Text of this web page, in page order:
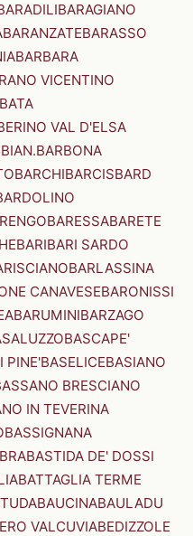
BARAGIANO
BARANZATEBARASSO
BARBARA
VICENTINO
VAL D'ELSA
BARBONA
BARCHIBARCISBARD
BARESSABARETE
BARIBARI SARDO
BARLASSINA
CANAVESEBARONISSI
BARUMINIBARZAGO
BASCAPE'
PINE'BASELICEBASIANO
BRESCIANO
IN TEVERINA
BASSIGNANA
BASTIDA DE' DOSSI
BATTAGLIA TERME
BAUCINABAULADU
VALCUVIABEDIZZOLE